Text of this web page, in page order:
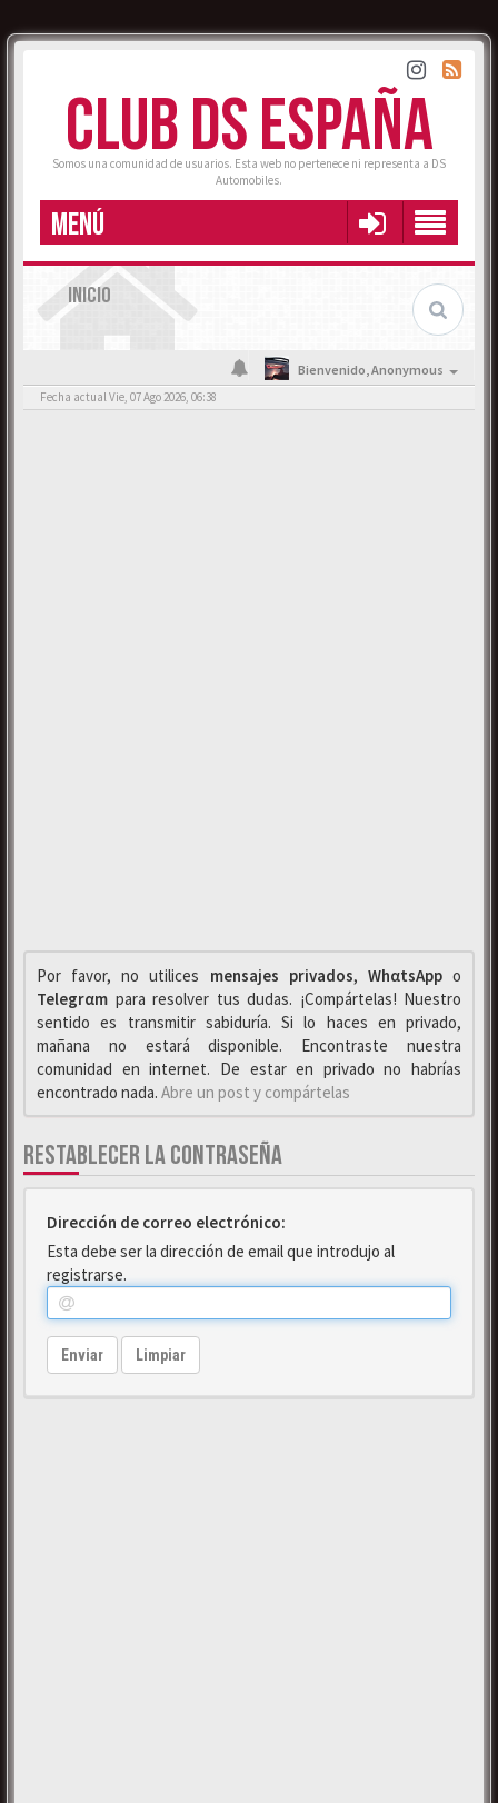
CLUB DS ESPAÑA
Somos una comunidad de usuarios. Esta web no pertenece ni representa a DS
Automobiles.
MENÚ
INICIO
Bienvenido,Anonymous
Fecha actual Vie, 07 Ago 2026, 06:38
Por favor, no utilices mensajes privados, WhαtsAppo
Telegrαm para resolver tus dudas. ¡Compártelas! Nuestro
sentido es transmitir sabiduría. Si lo haces en privado,
mañana no estará disponible. Encontraste nuestra
comunidad en internet. De estar en privado no habrías
encontrado nada. Abre un post y compártelas
RESTABLECER LA CONTRASEÑA
Dirección de correo electrónico:
Esta debe ser la dirección de email que introdujo al
registrarse.
Enviar Limpiar